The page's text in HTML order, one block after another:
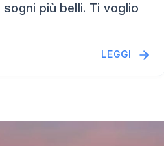
più belli. Ti voglio
LEGGI